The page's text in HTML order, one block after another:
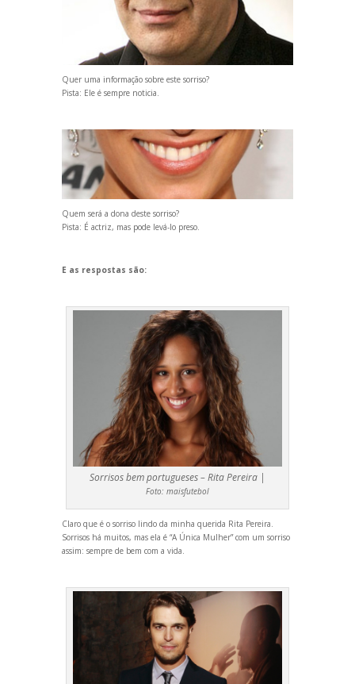
Quer uma informação sobre este sorriso?
Pista: Ele é sempre noticia.
Quem será a dona deste sorriso?
Pista: É actriz, mas pode levá-lo preso.
E as respostas são:
Sorrisos bem portugueses – Rita Pereira |
Foto: maisfutebol
Claro que é o sorriso lindo da minha querida Rita Pereira.
Sorrisos há muitos, mas ela é “A Única Mulher” com um sorriso
assim: sempre de bem com a vida.